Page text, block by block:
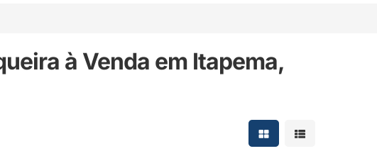
à Venda em Itapema,
Mostrar resultados em
Mostrar